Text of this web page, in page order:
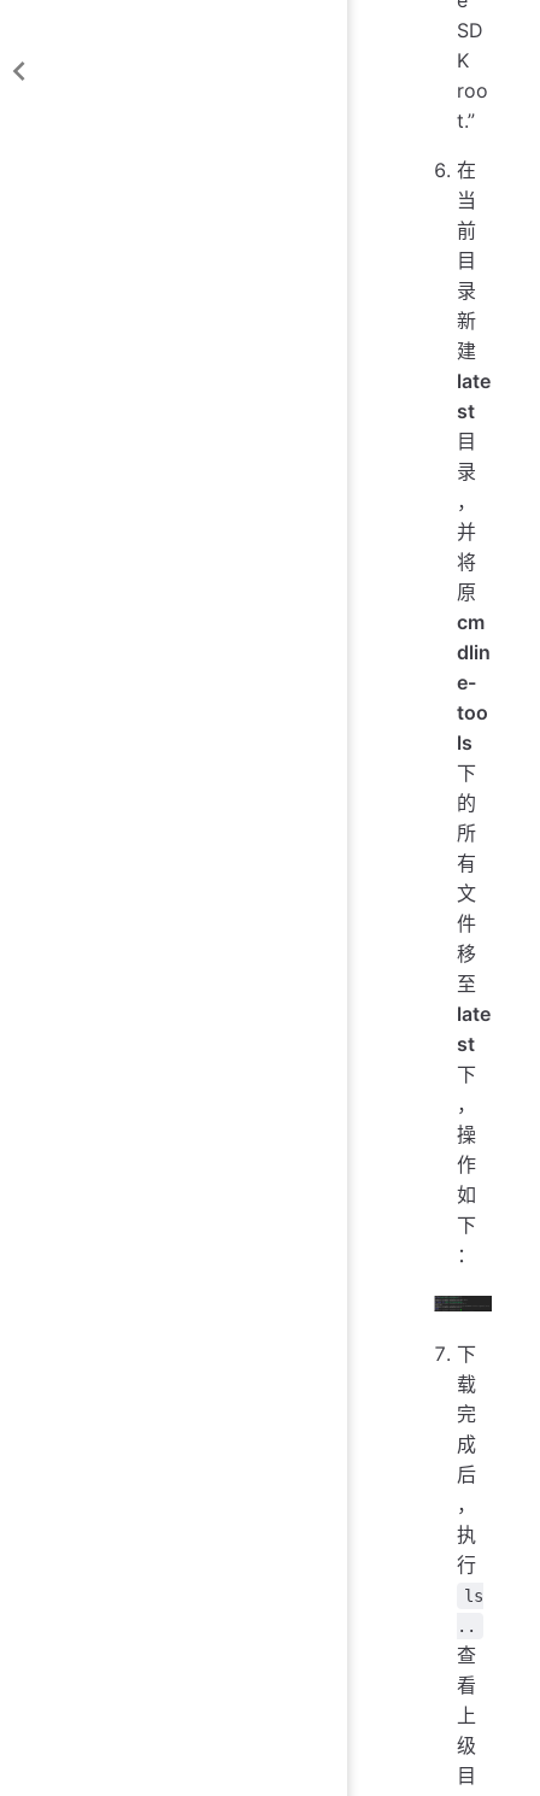
SD
K
roo
t.”
在
当
前
目
录
新
建
late
st
目
录
，
并
将
原
cm
dlin
e-
too
ls
下
的
所
有
文
件
移
至
late
st
下
，
操
作
如
下
：
下
载
完
成
后
，
执
行
ls
..
查
看
上
级
目